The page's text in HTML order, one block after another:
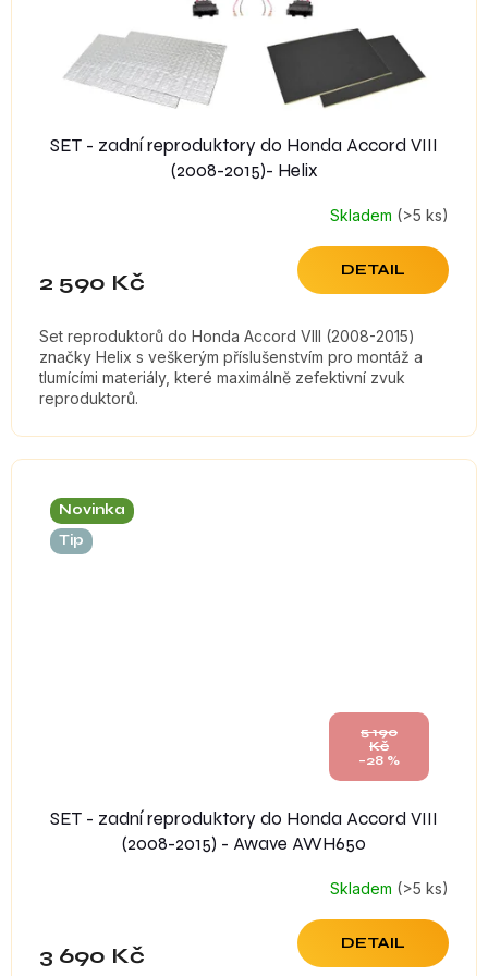
SET - zadní reproduktory do Honda Accord VIII
(2008-2015)- Helix
Skladem (>5 ks)
2 590 Kč DETAIL
Set reproduktorů do Honda Accord VIII (2008-2015)
značky Helix s veškerým příslušenstvím pro montáž a
tlumícími materiály, které maximálně zefektivní zvuk
reproduktorů.
Novinka
Tip
5 190
Kč
–28 %
SET - zadní reproduktory do Honda Accord VIII
(2008-2015) - Awave AWH650
Skladem (>5 ks)
3 690 Kč DETAIL